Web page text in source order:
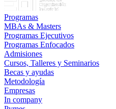
Programas
MBAs & Masters
Programas Ejecutivos
Programas Enfocados
Admisiones
Cursos, Talleres y Seminarios
Becas y ayudas
Metodología
Empresas
In company